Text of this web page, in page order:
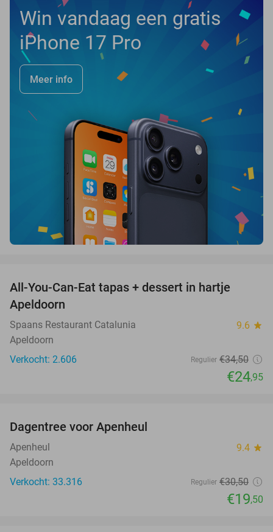
Win vandaag een gratis
iPhone 17 Pro
Meer info
All-You-Can-Eat tapas + dessert in hartje
Apeldoorn
Spaans Restaurant Catalunia 9.6 star
Apeldoorn
Verkocht: 2.606
Regulier €34,50
€24,95
Dagentree voor Apenheul
Apenheul 9.4 star
Apeldoorn
Verkocht: 33.316
Regulier €30,50
€19,50